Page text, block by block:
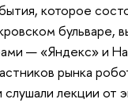
которое
бульваре,
— «Яндекс» и
рынка
лекции от